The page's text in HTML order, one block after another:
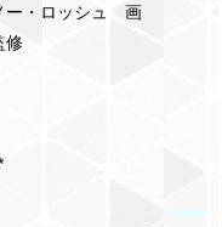
ー・ロッシュ 画